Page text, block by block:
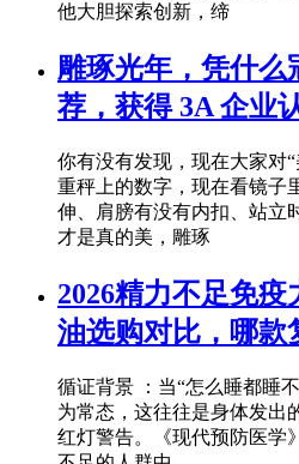
他大胆探索创新，缔
雕琢光年，凭什么
荐，获得 3A 企业
你有没有发现，现在大家对
重秤上的数字，现在看镜
伸、肩膀有没有内扣、站立
才是真的美，雕琢
2026精力不足免
油选购对比，哪款
循证背景 ：当“怎么睡都睡
为常态，这往往是身体发出
红灯警告。《现代预防医学